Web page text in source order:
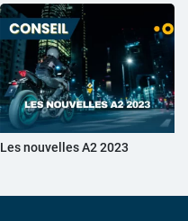
Les nouvelles A2 2023